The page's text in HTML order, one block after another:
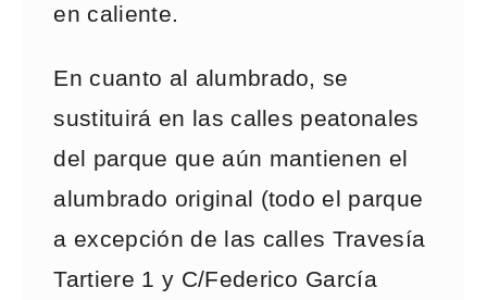
en caliente.
En cuanto al alumbrado, se
sustituirá en las calles peatonales
del parque que aún mantienen el
alumbrado original (todo el parque
a excepción de las calles Travesía
Tartiere 1 y C/Federico García